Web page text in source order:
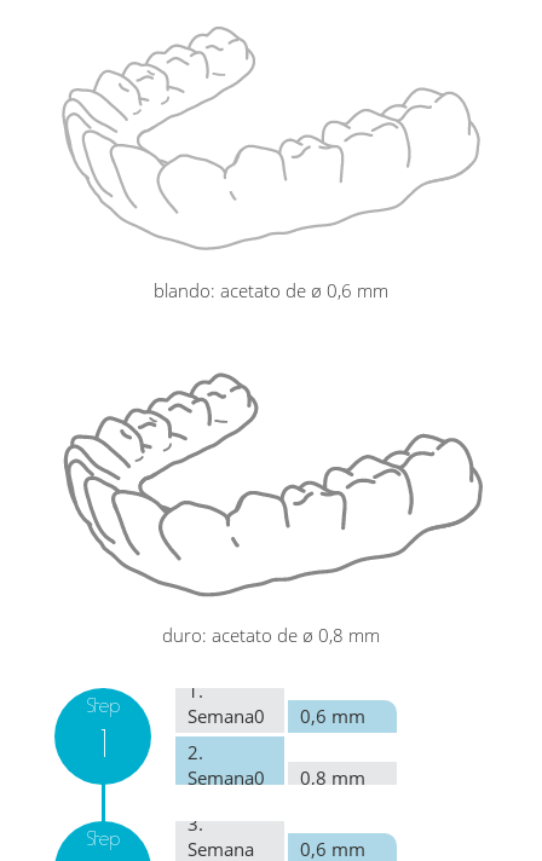
blando: acetato de ø 0,6 mm
duro: acetato de ø 0,8 mm
Step
1
1.
Semana0
0,6 mm
2.
Semana0
0,8 mm
Step
3.
Semana
0,6 mm